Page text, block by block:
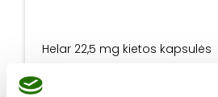
Helar 22,5 mg kietos kapsulės